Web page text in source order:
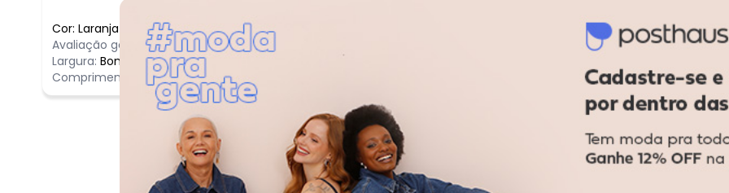
Cor: Laranja
GG
Avaliação geral do produto: Ótimo
Largura: Bom
Comprimento:
Bom